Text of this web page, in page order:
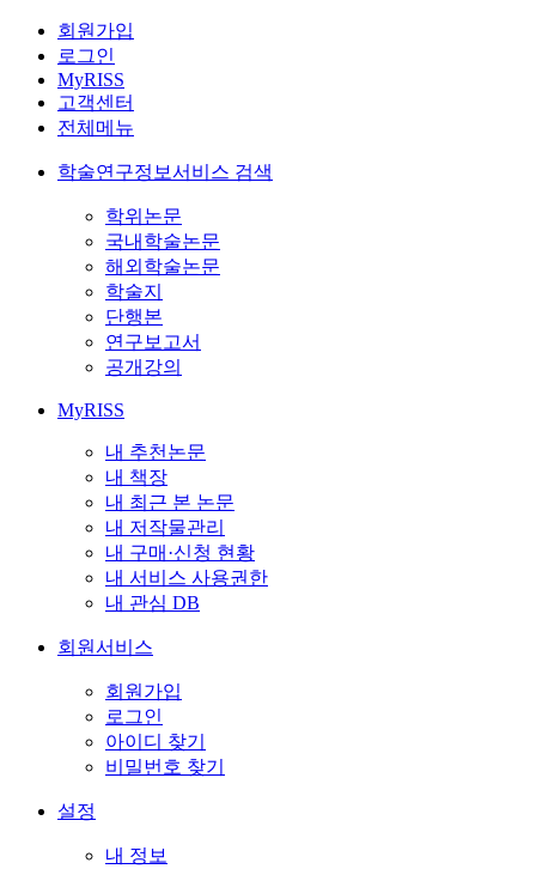
회원가입
로그인
MyRISS
고객센터
전체메뉴
학술연구정보서비스 검색
학위논문
국내학술논문
해외학술논문
학술지
단행본
연구보고서
공개강의
MyRISS
내 추천논문
내 책장
내 최근 본 논문
내 저작물관리
내 구매·신청 현황
내 서비스 사용권한
내 관심 DB
회원서비스
회원가입
로그인
아이디 찾기
비밀번호 찾기
설정
내 정보